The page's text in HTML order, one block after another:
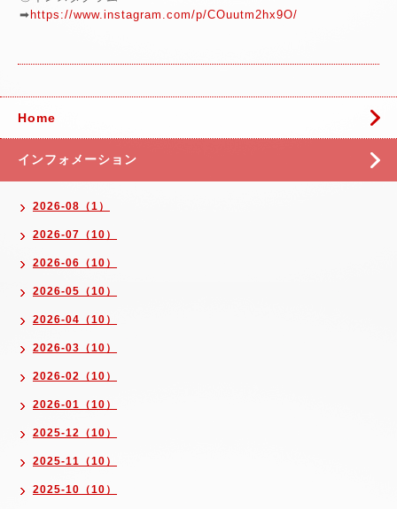
➡ https://www.instagram.com/p/COuutm2hx9O/
Home
インフォメーション
2026-08（1）
2026-07（10）
2026-06（10）
2026-05（10）
2026-04（10）
2026-03（10）
2026-02（10）
2026-01（10）
2025-12（10）
2025-11（10）
2025-10（10）